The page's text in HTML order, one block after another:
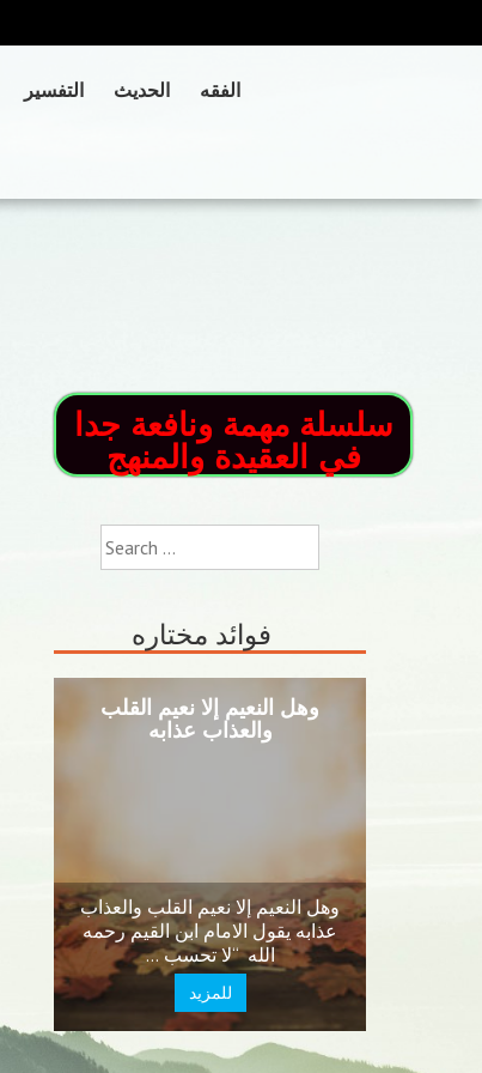
التفسير الحديث الفقه
سلسلة مهمة ونافعة جدا
في العقيدة والمنهج
Search
for:
فوائد مختاره
وهل النعيم إلا نعيم القلب
والعذاب عذابه
وهل النعيم إلا نعيم القلب والعذاب
عذابه يقول الامام ابن القيم رحمه
الله “لا تحسب …
للمزيد